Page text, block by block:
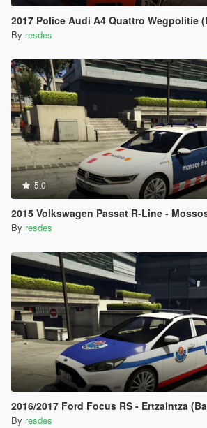
2017 Police Audi A4 Quattro Wegpolitie (Belgium Police; Politie
By resdes
5.0
2015 Volkswagen Passat R-Line - Mossos d'Esquadra
By resdes
2016/2017 Ford Focus RS - Ertzaintza (Basque Country
By resdes